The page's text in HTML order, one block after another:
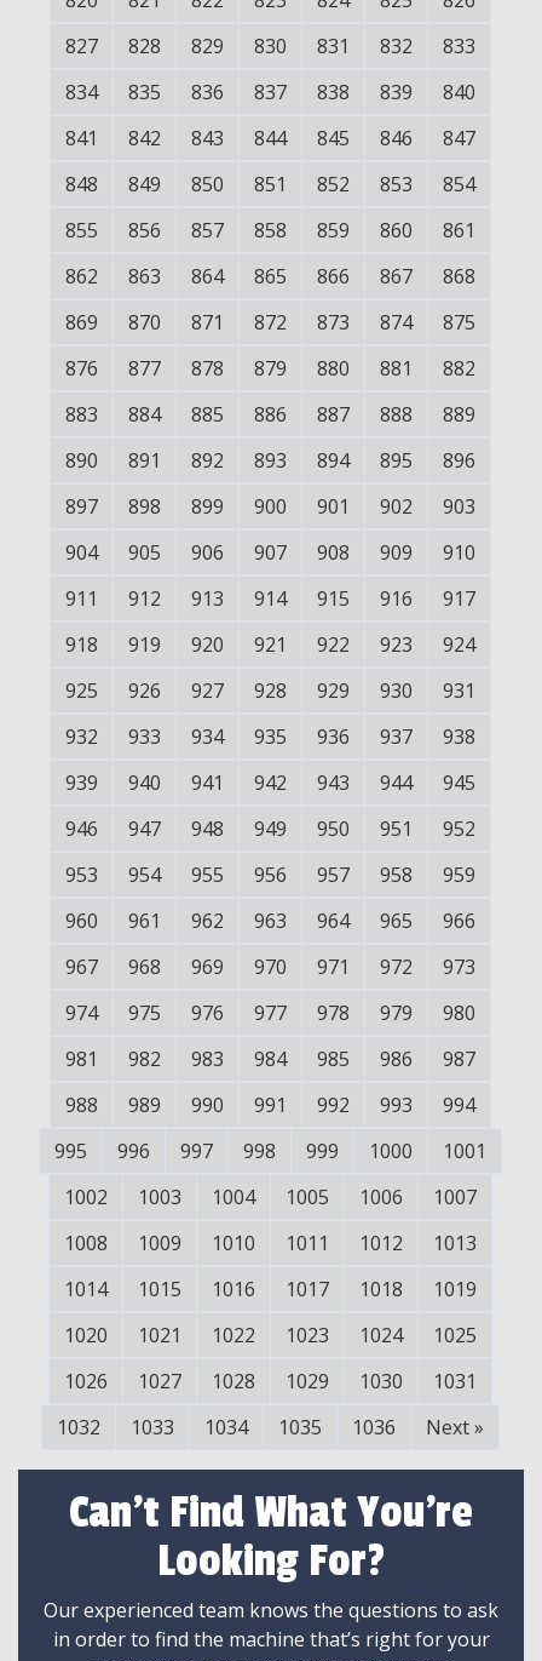
827
828 829 830 831 832
833
834
835 836 837 838 839
840
841
842 843 844 845 846
847
848
849 850 851 852 853
854
855
856 857 858 859 860
861
862
863 864 865 866 867
868
869
870 871 872 873 874
875
876
877 878 879 880 881
882
883
884 885 886 887 888
889
890
891 892 893 894 895
896
897
898 899 900 901 902
903
904
905 906 907 908 909
910
911
912 913 914 915 916
917
918
919 920 921 922 923
924
925
926 927 928 929 930
931
932
933 934 935 936 937
938
939
940 941 942 943 944
945
946
947 948 949 950 951
952
953
954 955 956 957 958
959
960
961 962 963 964 965
966
967
968 969 970 971 972
973
974
975 976 977 978 979
980
981
982 983 984 985 986
987
988
989 990 991 992 993
994
995
996 997 998 999 1000
1001
1002
1003 1004 1005 1006
1007
1008
1009 1010 1011 1012
1013
1014
1015 1016 1017 1018
1019
1020
1021 1022 1023 1024
1025
1026
1027 1028 1029 1030
1031
1032
1033 1034 1035 1036 Next»
Can't Find What You're
Looking For?
Our experienced team knows the questions to ask
in order to find the machine that’s right for your